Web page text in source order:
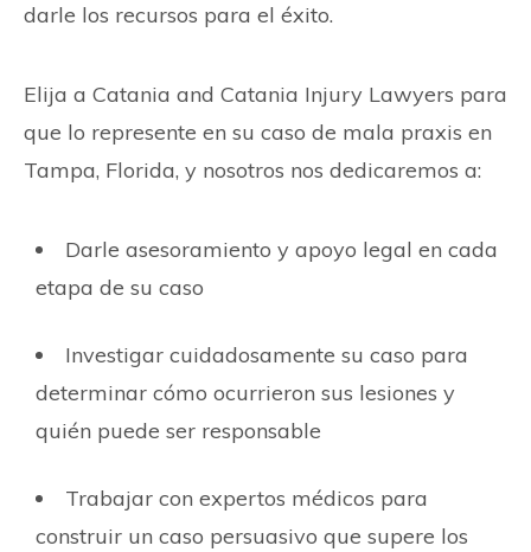
darle los recursos para el éxito.
Elija a Catania and Catania Injury Lawyers para
que lo represente en su caso de mala praxis en
Tampa, Florida, y nosotros nos dedicaremos a:
Darle asesoramiento y apoyo legal en cada
etapa de su caso
Investigar cuidadosamente su caso para
determinar cómo ocurrieron sus lesiones y
quién puede ser responsable
Trabajar con expertos médicos para
construir un caso persuasivo que supere los